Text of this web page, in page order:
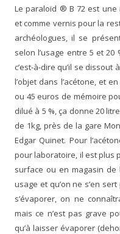
Le paraloïd ® B 72 est une
et comme vernis pour la
archéologues, il se
selon l’usage entre 5 et 20
c’est-à-dire qu’il se
l’objet dans l’acétone, et
ou 45 euros de mémoire
dilué à 5 %, ça donne 20
de 1kg, près de la gare
Edgar Quinet. Pour
pour laboratoire, il est plus
surface ou en magasin de
usage et qu’on ne s’en
s’évaporer, on ne
mais ce n’est pas grave
qu’à laisser évaporer